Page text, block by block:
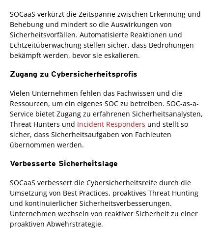
SOCaaS verkürzt die Zeitspanne zwischen Erkennung und
Behebung und mindert so die Auswirkungen von
Sicherheitsvorfällen. Automatisierte Reaktionen und
Echtzeitüberwachung stellen sicher, dass Bedrohungen
bekämpft werden, bevor sie eskalieren.
Zugang zu Cybersicherheitsprofis
Vielen Unternehmen fehlen das Fachwissen und die
Ressourcen, um ein eigenes SOC zu betreiben. SOC-as-a-
Service bietet Zugang zu erfahrenen Sicherheitsanalysten,
Threat Hunters und Incident Responders und stellt so
sicher, dass Sicherheitsaufgaben von Fachleuten
übernommen werden.
Verbesserte Sicherheitslage
SOCaaS verbessert die Cybersicherheitsreife durch die
Umsetzung von Best Practices, proaktives Threat Hunting
und kontinuierlicher Sicherheitsverbesserungen.
Unternehmen wechseln von reaktiver Sicherheit zu einer
proaktiven Abwehrstrategie.